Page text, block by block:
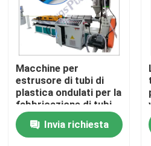
Controllo di qualità
Contattici
Macchina di plastica
Linea di plastica
Macchine per
estrusore di tubi di
plastica ondulati per la
fabbricazione di tubi
di plastica ondulati
Invia richiesta